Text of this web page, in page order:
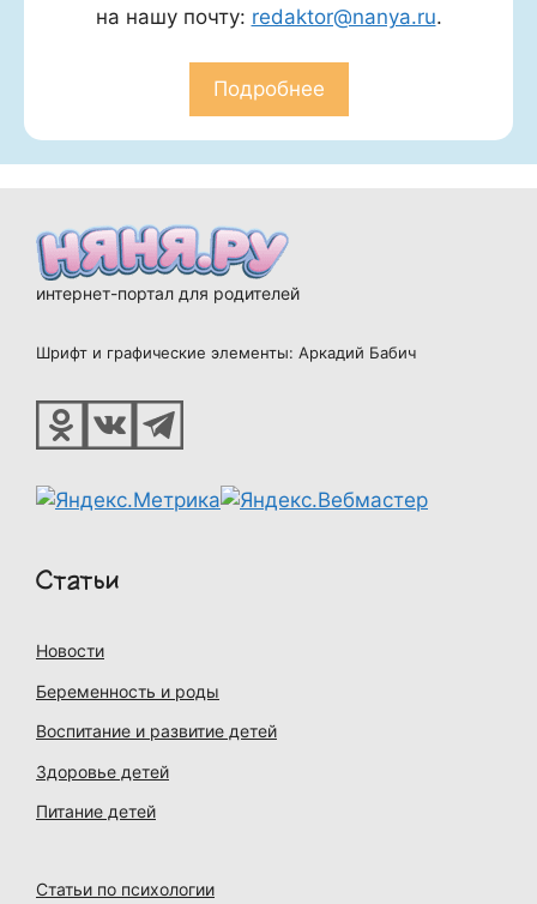
на нашу почту: redaktor@nanya.ru.
Подробнее
интернет-портал для родителей
Шрифт и графические элементы: Аркадий Бабич
Статьи
Новости
Беременность и роды
Воспитание и развитие детей
Здоровье детей
Питание детей
Статьи по психологии